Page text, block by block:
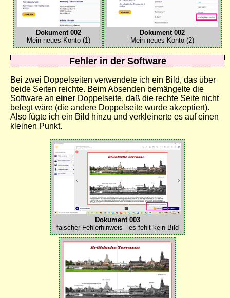
Dokument 002
Mein neues Konto (1)
Dokument 002
Mein neues Konto (2)
Fehler in der Software
Bei zwei Doppelseiten verwendete ich ein Bild, das über
beide Seiten reichte. Beim Absenden bemängelte die
Software an einer Doppelseite, daß die rechte Seite nicht
belegt wäre (die andere Doppelseite wurde akzeptiert).
Also fügte ich ein Bild hinzu und verkleinerte es auf einen
kleinen Punkt.
Dokument 003
falscher Fehlerhinweis - es fehlt kein Bild